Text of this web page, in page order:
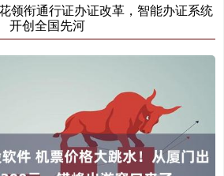
领衔通行证办证改革，智能办证系统
开创全国先河